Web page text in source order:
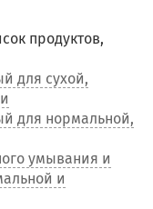
продуктов,
для сухой,
для нормальной,
умывания и
и